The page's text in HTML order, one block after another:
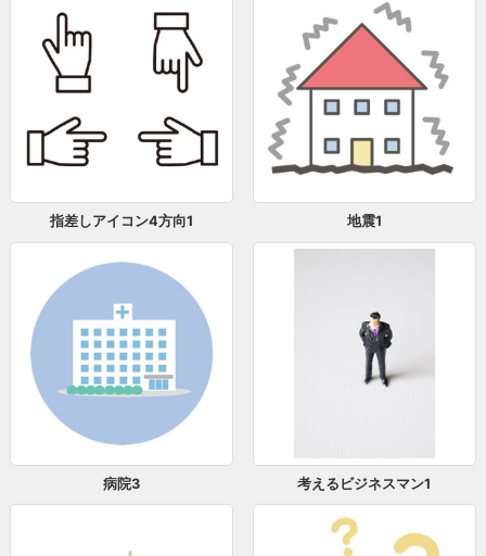
指差しアイコン4方向1 地震1
病院3 考えるビジネスマン1